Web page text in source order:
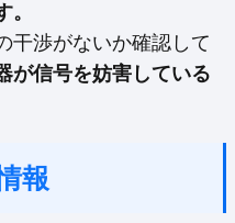
干渉がないか確認して
が信号を妨害している
報